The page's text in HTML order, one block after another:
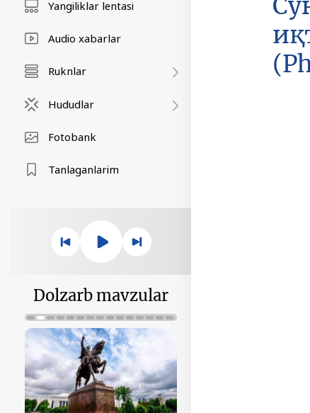
Yangiliklar lentasi
Audio xabarlar
Ruknlar
Hududlar
Fotobank
Tanlaganlarim
Dolzarb mavzular